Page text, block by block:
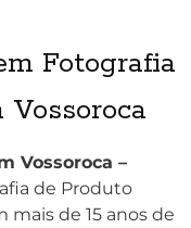
Fotografia
Vossoroca –
de Produto
mais de 15 anos de